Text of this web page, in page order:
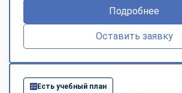
Подробнее
Оставить заявку
Есть учебный план